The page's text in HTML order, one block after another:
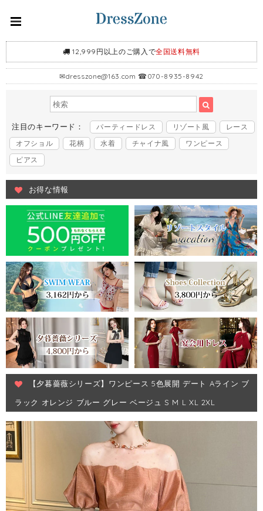
12,999円以上のご購入で全国送料無料
✉dresszone@163.com ☎070-8935-8942
注目のキーワード： パーティードレス リゾート風
レース
オフショル
花柄 水着 チャイナ風
ワンピース
ピアス
お得な情報
【夕暮薔薇シリーズ】ワンピース 5色展開 デート Aライン ブ
ラック オレンジ ブルー グレー ベージュ S M L XL 2XL